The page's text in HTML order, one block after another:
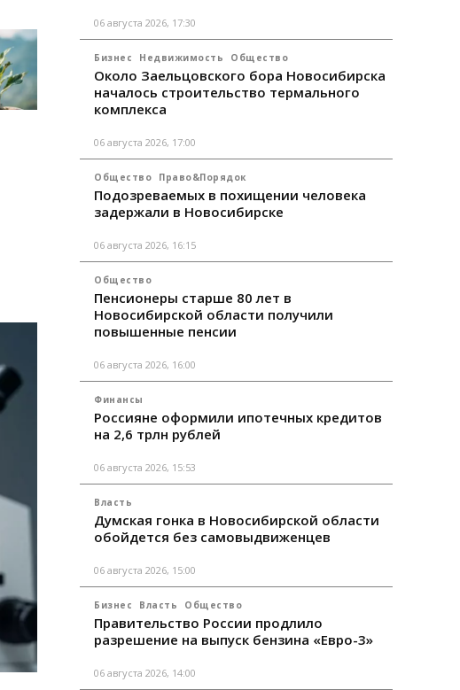
06 августа 2026, 17:30
Бизнес Недвижимость Общество
Около Заельцовского бора Новосибирска
началось строительство термального
комплекса
06 августа 2026, 17:00
Общество Право&Порядок
Подозреваемых в похищении человека
задержали в Новосибирске
06 августа 2026, 16:15
Общество
Пенсионеры старше 80 лет в
Новосибирской области получили
повышенные пенсии
06 августа 2026, 16:00
Финансы
Россияне оформили ипотечных кредитов
на 2,6 трлн рублей
06 августа 2026, 15:53
Власть
Думская гонка в Новосибирской области
обойдется без самовыдвиженцев
06 августа 2026, 15:00
Бизнес Власть Общество
Правительство России продлило
разрешение на выпуск бензина «Евро-3»
06 августа 2026, 14:00